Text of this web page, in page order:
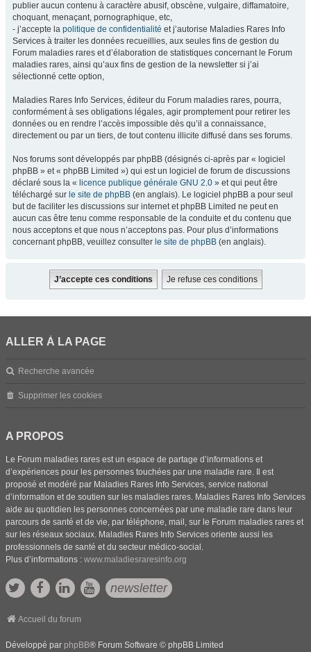
publier aucun contenu à caractère abusif, obscène, vulgaire, diffamatoire,
choquant, menaçant, pornographique, etc,
- j’accepte la politique de confidentialité et j’autorise Maladies Rares Info
Services à traiter les données recueillies, aux seules fins de gestion du
Forum maladies rares et d’élaboration de statistiques concernant le Forum
maladies rares, ainsi qu’aux fins de gestion de la newsletter si j’ai
sélectionné cette option,
Maladies Rares Info Services, éditeur du Forum maladies rares, pourra,
conformément à ses obligations légales, agir promptement pour retirer les
données ou en rendre l’accès impossible dès qu’il a connaissance,
directement ou par un tiers, de tout contenu illicite diffusé dans ses forums.
Nos forums sont développés par phpBB (désignés ci-après par « logiciel
phpBB » et « phpBB Limited ») qui est un logiciel de forum de discussions
déclaré sous la « licence publique générale GNU 2.0 » et qui peut être
téléchargé sur le site de phpBB (en anglais). Le logiciel phpBB a pour seul
but de faciliter les discussions sur internet et phpBB Limited ne peut en
aucun cas être tenu comme responsable de la conduite et du contenu que
nous acceptons et que nous n’acceptons pas. Pour plus d’informations
concernant phpBB, veuillez consulter le site de phpBB (en anglais).
ALLER À LA PAGE
Recherche avancée
Supprimer les cookies
A PROPOS
Le Forum maladies rares est un espace de partage d’informations et
d’expériences pour les personnes touchées par une maladie rare. Il est
proposé et modéré par Maladies Rares Info Services, service national
d’information et de soutien sur les maladies rares. Maladies Rares Info Services
aide au quotidien les personnes concernées par une maladie rare dans leur
parcours de santé et de vie, par téléphone, mail, sur le Forum maladies rares et
sur les réseaux sociaux. Maladies Rares Info Services oriente aussi les
professionnels de santé et du secteur médico-social.
Plus d’informations : www.maladiesraresinfo.org
newsletter
Accueil du forum
Développé par phpBB® Forum Software © phpBB Limited